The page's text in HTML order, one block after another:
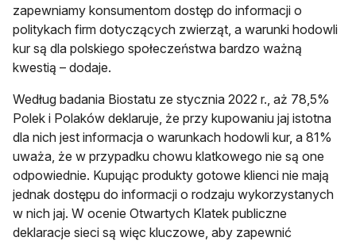
zapewniamy konsumentom dostęp do informacji o
politykach firm dotyczących zwierząt, a warunki hodowli
kur są dla polskiego społeczeństwa bardzo ważną
kwestią – dodaje.
Według badania Biostatu ze stycznia 2022 r., aż 78,5%
Polek i Polaków deklaruje, że przy kupowaniu jaj istotna
dla nich jest informacja o warunkach hodowli kur, a 81%
uważa, że w przypadku chowu klatkowego nie są one
odpowiednie. Kupując produkty gotowe klienci nie mają
jednak dostępu do informacji o rodzaju wykorzystanych
w nich jaj. W ocenie Otwartych Klatek publiczne
deklaracje sieci są więc kluczowe, aby zapewnić